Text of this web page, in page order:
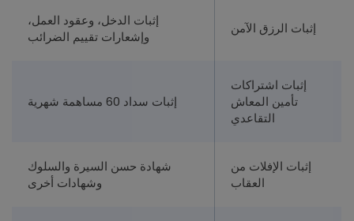
إثبات الرزق الآمن
إثبات الدخل، وعقود العمل،
وإشعارات تقييم الضرائب
إثبات اشتراكات
تأمين المعاش
التقاعدي
إثبات سداد 60 مساهمة شهرية
إثبات الإفلات من
العقاب
شهادة حسن السيرة والسلوك
وشهادات أخرى